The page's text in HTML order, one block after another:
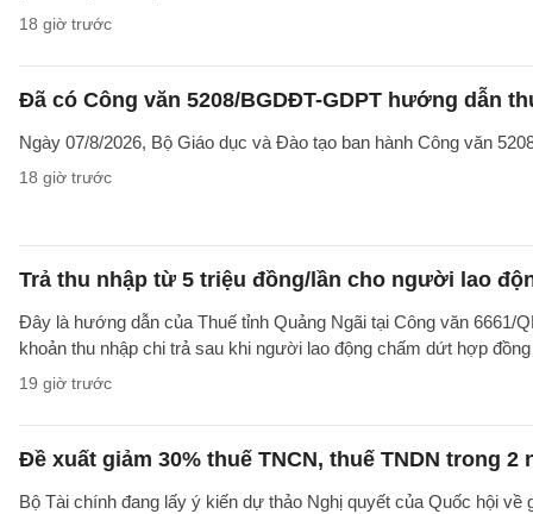
18 giờ trước
Đã có Công văn 5208/BGDĐT-GDPT hướng dẫn
Ngày 07/8/2026, Bộ Giáo dục và Đào tạo ban hành Công văn
18 giờ trước
Trả thu nhập từ 5 triệu đồng/lần cho người lao
Đây là hướng dẫn của Thuế tỉnh Quảng Ngãi tại Công văn
khoản thu nhập chi trả sau khi người lao động chấm dứt hợp
19 giờ trước
Đề xuất giảm 30% thuế TNCN, thuế TNDN trong 2
Bộ Tài chính đang lấy ý kiến dự thảo Nghị quyết của Quốc hội